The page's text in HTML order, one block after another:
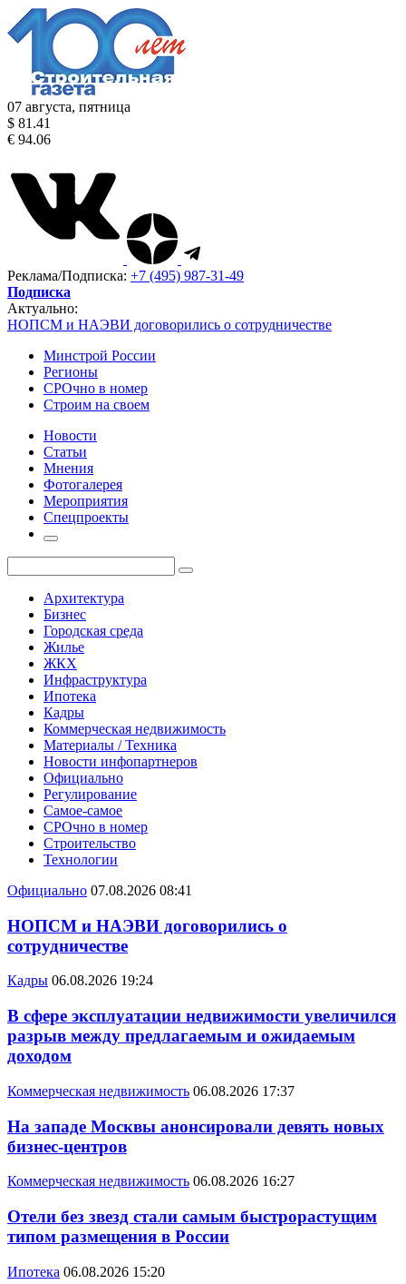
07 августа, пятница
$ 81.41
€ 94.06
Реклама/Подписка: +7 (495) 987-31-49
Подписка
Актуально:
НОПСМ и НАЭВИ договорились о сотрудничестве
Минстрой России
Регионы
СРОчно в номер
Строим на своем
Новости
Статьи
Мнения
Фотогалерея
Мероприятия
Спецпроекты
Архитектура
Бизнес
Городская среда
Жилье
ЖКХ
Инфраструктура
Ипотека
Кадры
Коммерческая недвижимость
Материалы / Техника
Новости инфопартнеров
Официально
Регулирование
Самое-самое
СРОчно в номер
Строительство
Технологии
Официально 07.08.2026 08:41
НОПСМ и НАЭВИ договорились о
сотрудничестве
Кадры 06.08.2026 19:24
В сфере эксплуатации недвижимости увеличился
разрыв между предлагаемым и ожидаемым
доходом
Коммерческая недвижимость 06.08.2026 17:37
На западе Москвы анонсировали девять новых
бизнес-центров
Коммерческая недвижимость 06.08.2026 16:27
Отели без звезд стали самым быстрорастущим
типом размещения в России
Ипотека 06.08.2026 15:20